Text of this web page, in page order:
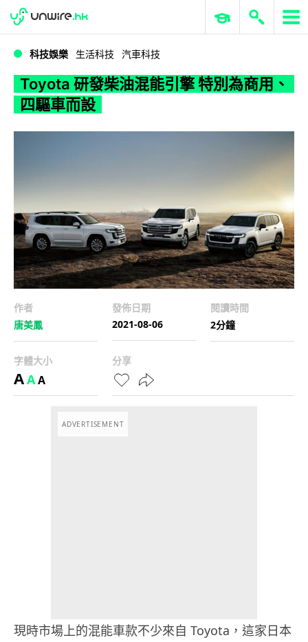
WWDC 2026 ERP 與商業 AI
科技娛樂 生活科技 汽車科技
Toyota 研發柴油混能引擎 特別為商用、
四驅車而設
作者
唐美鳳
發佈日期
2021-08-06
閱讀時間
2分鐘
字體大小
AAA
分享
ADVERTISEMENT
現時市場上的混能車款不少來自 Toyota，這家日本